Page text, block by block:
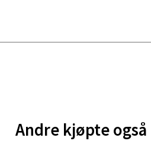
Andre kjøpte også
Senter Mo i Rana